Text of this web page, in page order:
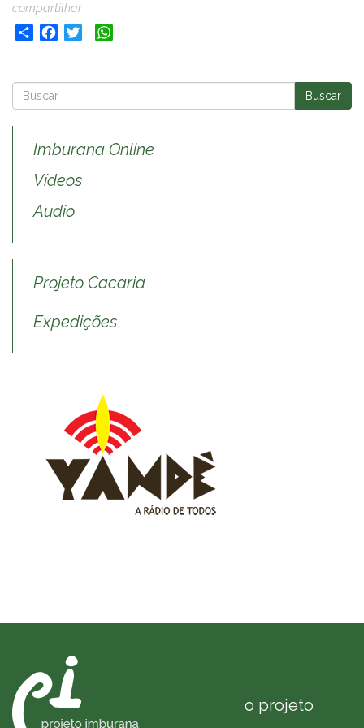
compartilhar
ShareFacebook
Twitter
Buscar
Imburana Online
Vídeos
Audio
Projeto Cacaria
Expedições
navigation
o projeto